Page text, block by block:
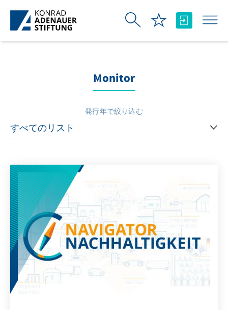
メインコンテンツにスキップ
Monitor
発行年で絞り込む